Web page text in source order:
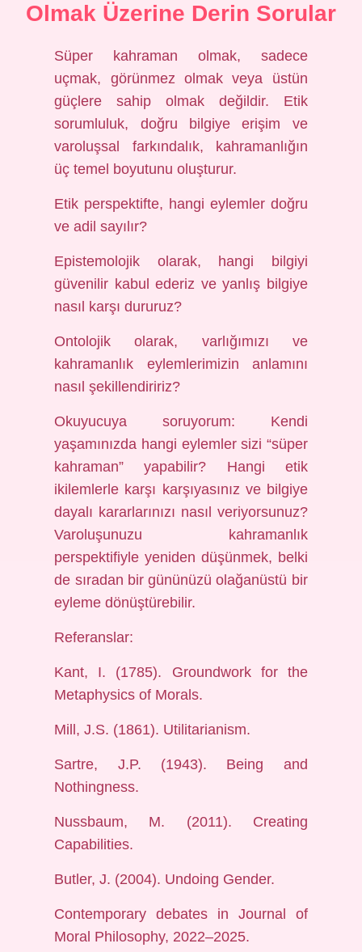
Olmak Üzerine Derin Sorular
Süper kahraman olmak, sadece
uçmak, görünmez olmak veya üstün
güçlere sahip olmak değildir. Etik
sorumluluk, doğru bilgiye erişim ve
varoluşsal farkındalık, kahramanlığın
üç temel boyutunu oluşturur.
Etik perspektifte, hangi eylemler doğru
ve adil sayılır?
Epistemolojik olarak, hangi bilgiyi
güvenilir kabul ederiz ve yanlış bilgiye
nasıl karşı dururuz?
Ontolojik olarak, varlığımızı ve
kahramanlık eylemlerimizin anlamını
nasıl şekillendiririz?
Okuyucuya soruyorum: Kendi
yaşamınızda hangi eylemler sizi “süper
kahraman” yapabilir? Hangi etik
ikilemlerle karşı karşıyasınız ve bilgiye
dayalı kararlarınızı nasıl veriyorsunuz?
Varoluşunuzu kahramanlık
perspektifiyle yeniden düşünmek, belki
de sıradan bir gününüzü olağanüstü bir
eyleme dönüştürebilir.
Referanslar:
Kant, I. (1785). Groundwork for the
Metaphysics of Morals.
Mill, J.S. (1861). Utilitarianism.
Sartre, J.P. (1943). Being and
Nothingness.
Nussbaum, M. (2011). Creating
Capabilities.
Butler, J. (2004). Undoing Gender.
Contemporary debates in Journal of
Moral Philosophy, 2022–2025.